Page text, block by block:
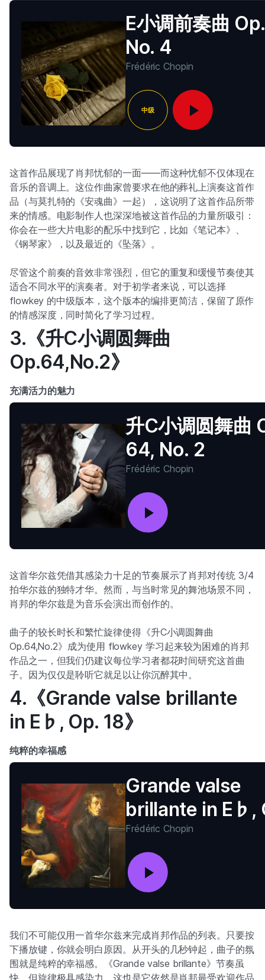
E小调前奏曲
No. 4
Frédéric Chopin
中级
这首作品展现了肖邦忧郁的一面——而这种忧郁不仅体现在
音乐的音调上。这位作曲家曾要求在他的葬礼上演奏这首作
品（与莫扎特的《安魂曲》一起），这说明了这首作品所带
来的情感。电影制作人也深深地被这首作品的力量所吸引：
你会在一些大片电影的配乐中找到它，比如《笔记本》、
《钢琴家》，以及最近的《坠落》。
尽管这个前奏的音效非常强烈，但它的重复和缓慢节奏使其
适合不同水平的演奏者。对于初学者来说，可以选择
flowkey 的中级版本，这个版本的编排更简洁，保留了原作
的情感深度，同时简化了学习过程。
3.《升C小调圆舞曲
Op.64,No.2》
充满活力的魅力
升C小调圆舞曲
64, No. 2
Frédéric Chopin
这首华尔兹凭借其感染力十足的节奏展示了肖邦对传统 3/4
拍华尔兹的独特才华。然而，与当时常见的舞池场景不同，
肖邦的华尔兹是为音乐会演出而创作的。
曲子的较长时长和繁忙旋律使得《升C小调圆舞曲
Op.64,No.2》成为使用 flowkey 学习起来较为困难的肖邦
作品之一，但我们仍建议每位学习者都花时间研究这首曲
子。因为仅仅是聆听它就足以让你沉醉其中。
4.《Grande valse brillante
in E♭, Op. 18》
纯粹的幸福感
Grande valse
brillante in E♭,
18
Frédéric Chopin
我们不可能仅用一首华尔兹来完成肖邦作品的列表。只要按
下播放键，你就会明白原因。从开头的几秒钟起，曲子的氛
围就是纯粹的幸福感。《Grande valse brillante》节奏虽
快，但旋律极具感染力，这也是它依然是肖邦最受欢迎作品